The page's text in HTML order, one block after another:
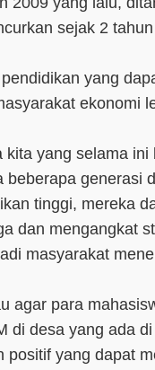
sejak 2
yang
ekonomi
yang selama ini
beberapa generasi
tinggi, mereka
dan mengangkat
masyarakat
agar para
di desa yang ada
positif yang dapat